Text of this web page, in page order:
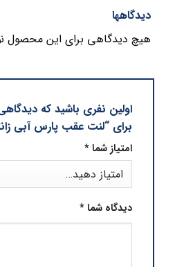
دیدگاهها
هیچ دیدگاهی برای این محصول
اولین نفری باشید که دیدگاهی
برای “لنت عقب پارس آبی
امتیاز شما*
دیدگاه شما*